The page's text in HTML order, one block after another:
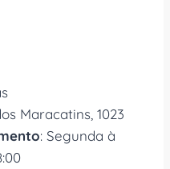
Maracatins, 1023
: Segunda à